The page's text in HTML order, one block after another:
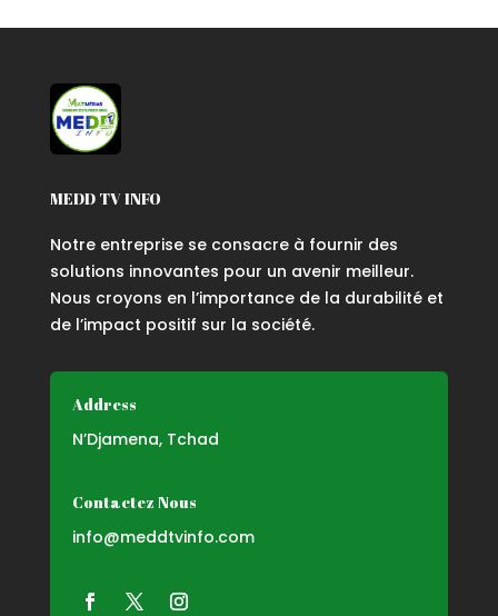
MEDD TV INFO
Notre entreprise se consacre à fournir des
solutions innovantes pour un avenir meilleur.
Nous croyons en l’importance de la durabilité et
de l’impact positif sur la société.
Address
N’Djamena, Tchad
Contactez Nous
info@meddtvinfo.com